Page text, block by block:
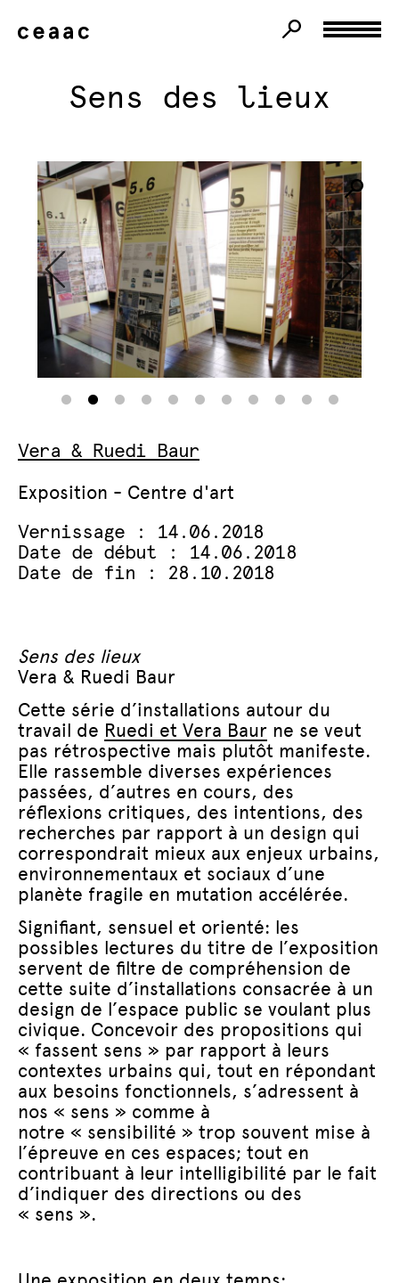
Sens des lieux
Vera & Ruedi Baur
Exposition - Centre d'art
Vernissage : 14.06.2018
Date de début : 14.06.2018
Date de fin : 28.10.2018
Sens des lieux
Vera & Ruedi Baur
Cette série d’installations autour du
travail de Ruedi et Vera Baur ne se veut
pas rétrospective mais plutôt manifeste.
Elle rassemble diverses expériences
passées, d’autres en cours, des
réflexions critiques, des intentions, des
recherches par rapport à un design qui
correspondrait mieux aux enjeux urbains,
environnementaux et sociaux d’une
planète fragile en mutation accélérée.
Signifiant, sensuel et orienté: les
possibles lectures du titre de l’exposition
servent de filtre de compréhension de
cette suite d’installations consacrée à un
design de l’espace public se voulant plus
civique. Concevoir des propositions qui
« fassent sens » par rapport à leurs
contextes urbains qui, tout en répondant
aux besoins fonctionnels, s’adressent à
nos « sens » comme à
notre « sensibilité » trop souvent mise à
l’épreuve en ces espaces; tout en
contribuant à leur intelligibilité par le fait
d’indiquer des directions ou des
« sens ».